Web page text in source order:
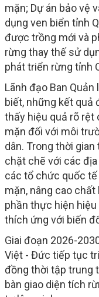
mặn; Dự án bảo vệ
dụng ven biển tỉnh
được trồng mới và
rừng thay thế sử
phát triển rừng tỉnh
Lãnh đạo Ban
biết, những kết quả
thấy hiệu quả rõ rệt
mặn đối với môi
dân. Trong thời
chặt chẽ với các
các tổ chức quốc
mặn, nâng cao chất
phần thực hiện
thích ứng với biến
Giai đoạn 2026-
Việt - Đức tiếp tục
đồng thời tập trung
bàn giao diện tích